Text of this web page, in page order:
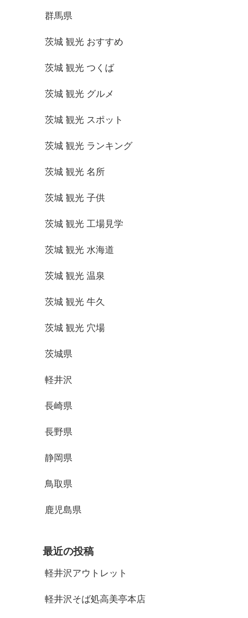
群馬県
茨城 観光 おすすめ
茨城 観光 つくば
茨城 観光 グルメ
茨城 観光 スポット
茨城 観光 ランキング
茨城 観光 名所
茨城 観光 子供
茨城 観光 工場見学
茨城 観光 水海道
茨城 観光 温泉
茨城 観光 牛久
茨城 観光 穴場
茨城県
軽井沢
長崎県
長野県
静岡県
鳥取県
鹿児島県
最近の投稿
軽井沢アウトレット
軽井沢そば処高美亭本店